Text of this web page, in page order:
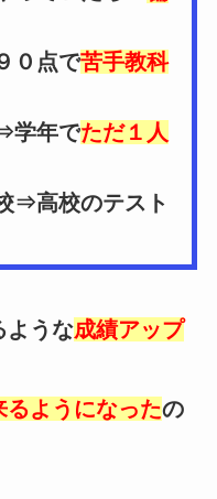
０点で苦手教科
学年でただ１人
⇒高校のテスト
ような成績アップ
るようになったの